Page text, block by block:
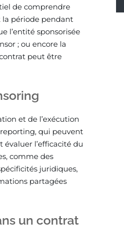
de comprendre
la période pendant
l’entité sponsorisée
; ou encore la
peut être
et de l’exécution
qui peuvent
l’efficacité du
comme des
juridiques,
partagées
un contrat